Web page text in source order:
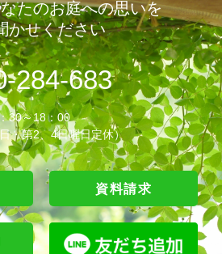
たのお庭への思いを
かせください
284-683
30～18：00
・第2、4日曜日定休）
資料請求